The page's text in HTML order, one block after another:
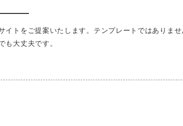
トをご提案いたします。テンプレートではありま
も大丈夫です。